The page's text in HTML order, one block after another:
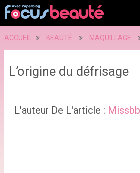
ACCUEIL BEAUTÉ MAQUILLAGE
L’origine du défrisage
L'auteur De L'article : Missbb